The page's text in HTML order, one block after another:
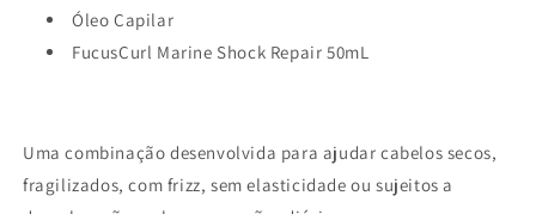
Óleo Capilar
FucusCurl Marine Shock Repair 50mL
Uma combinação desenvolvida para ajudar cabelos secos,
fragilizados, com frizz, sem elasticidade ou sujeitos a